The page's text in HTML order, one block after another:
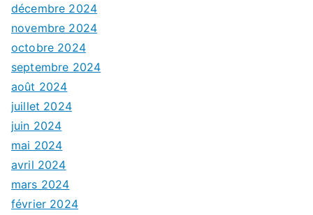
décembre 2024
novembre 2024
octobre 2024
septembre 2024
août 2024
juillet 2024
juin 2024
mai 2024
avril 2024
mars 2024
février 2024